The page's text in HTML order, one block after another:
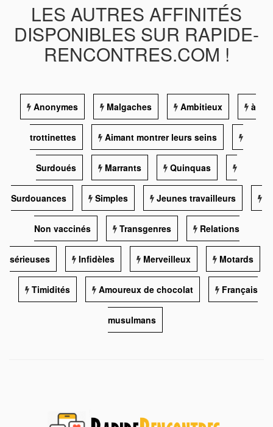
LES AUTRES AFFINITÉS
DISPONIBLES SUR RAPIDE-
RENCONTRES.COM !
Anonymes Malgaches Ambitieux à
trottinettes Aimant montrer leurs seins
Surdoués Marrants Quinquas
Surdouances Simples Jeunes travailleurs
Non vaccinés Transgenres Relations
sérieuses Infidèles Merveilleux Motards
Timidités Amoureux de chocolat Français
musulmans